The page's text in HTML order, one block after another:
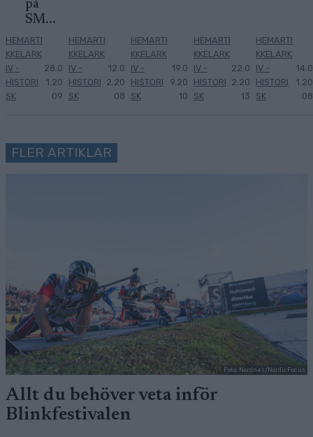
på
SM...
HEMARTI
KKELARK
IV -
HISTORI
SK
28.0
1.20
09
HEMARTI
KKELARK
IV -
HISTORI
SK
12.0
2.20
08
HEMARTI
KKELARK
IV -
HISTORI
SK
19.0
9.20
10
HEMARTI
KKELARK
IV -
HISTORI
SK
22.0
2.20
13
HEMARTI
KKELARK
IV -
HISTORI
SK
14.0
1.20
08
FLER ARTIKLAR
Foto: Nordnes/NordicFocus
Allt du behöver veta inför
Blinkfestivalen